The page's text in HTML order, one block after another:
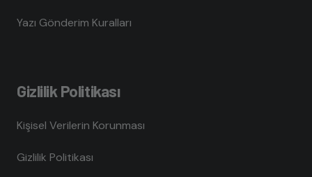
Yazı Gönderim Kuralları
Gizlilik Politikası
Kişisel Verilerin Korunması
Gizlilik Politikası